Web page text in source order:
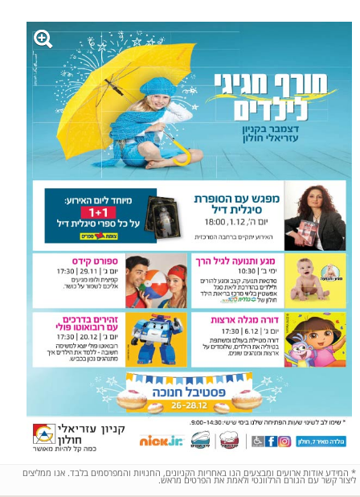
* המידע אודות ארועים ומבצעים הנו באחריות הקניונים, החנויות והמפרסמים בלבד. אנו ממליצים
ליצור קשר עם הגורם הרלוונטי ולאמת את הפרטים מראש.